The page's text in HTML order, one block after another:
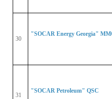
30
"SOCAR Energy Georgia"
31
"SOCAR Petroleum" QSC